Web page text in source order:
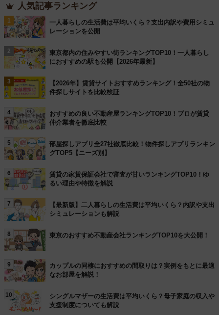
人気記事ランキング
1
一人暮らしの生活費は平均いくら？支出内訳や費用シミュ
レーションを公開
2
東京都内の住みやすい街ランキングTOP10！一人暮らし
におすすめの駅も公開【2026年最新】
3
【2026年】賃貸サイトおすすめランキング！全50社の物
件探しサイトを比較検証
4
おすすめの良い不動産屋ランキングTOP10！プロが賃貸
仲介業者を徹底比較
5
部屋探しアプリ全27社徹底比較！物件探しアプリランキン
グTOP5【ニーズ別】
6
賃貸の家賃保証会社で審査が甘いランキングTOP10！ゆ
るい理由や特徴を解説
7
【最新版】二人暮らしの生活費は平均いくら？内訳や支出
シミュレーションも解説
8 東京のおすすめ不動産会社ランキングTOP10を大公開！
9
カップルの同棲におすすめの間取りは？実例をもとに最適
なお部屋を解説！
10
シングルマザーの生活費は平均いくら？母子家庭の収入や
支援制度についても解説